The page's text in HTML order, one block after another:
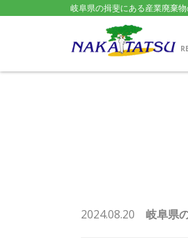
岐阜県の揖斐にある産業廃棄
2024.08.20 岐阜県